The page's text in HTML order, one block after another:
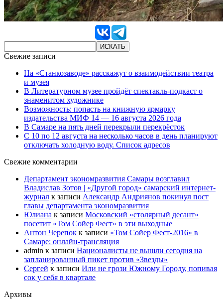
Свежие записи
На «Станкозаводе» расскажут о взаимодействии театра
и музея
В Литературном музее пройдёт спектакль-подкаст о
знаменитом художнике
Возможность: попасть на книжную ярмарку
издательства МИФ 14 — 16 августа 2026 года
В Самаре на пять дней перекрыли перекрёсток
С 10 по 12 августа на несколько часов в день планируют
отключать холодную воду. Список адресов
Свежие комментарии
Департамент экономразвития Самары возглавил
Владислав Зотов | «Другой город» самарский интернет-
журнал к записи Александр Андриянов покинул пост
главы департамента экономразвития
Юлиана к записи Московский «столярный десант»
посетит «Том Сойер Фест» в эти выходные
Антон Черепок к записи «Том Сойер Фест-2016» в
Самаре: онлайн-трансляция
admin к записи Националисты не вышли сегодня на
запланированный пикет против «Звезды»
Сергей к записи Или не грози Южному Городу, попивая
сок у себя в квартале
Архивы